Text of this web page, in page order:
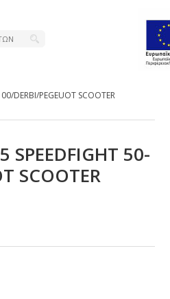
DΕRΒΙ/ΡΕGΕUΟΤ SCΟΟΤΕR
SΡΕΕDFΙGΗΤ 50-
SCΟΟΤΕR